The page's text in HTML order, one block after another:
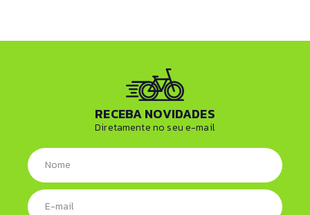
RECEBA NOVIDADES
Diretamente no seu e-mail